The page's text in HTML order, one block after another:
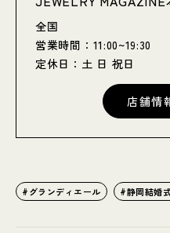
全国
営業時間：11:00~19:30
定休日：土 日 祝日
店舗情
グランディエール 静岡結婚